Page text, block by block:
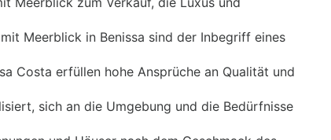
Meerblick in Benissa sind der Inbegriff eines
Costa erfüllen hohe Ansprüche an Qualität und
sich an die Umgebung und die Bedürfnisse